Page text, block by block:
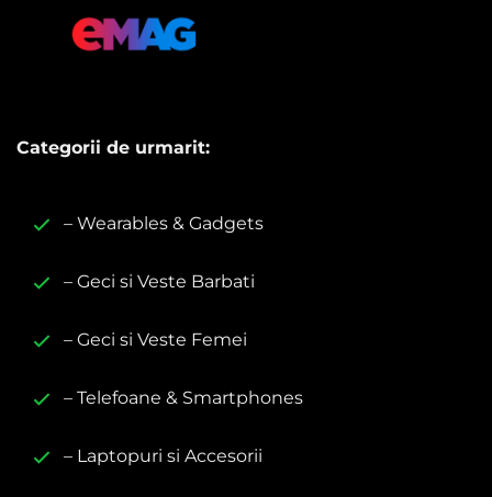
Categorii de urmarit:
– Wearables & Gadgets
– Geci si Veste Barbati
– Geci si Veste Femei
– Telefoane & Smartphones
– Laptopuri si Accesorii